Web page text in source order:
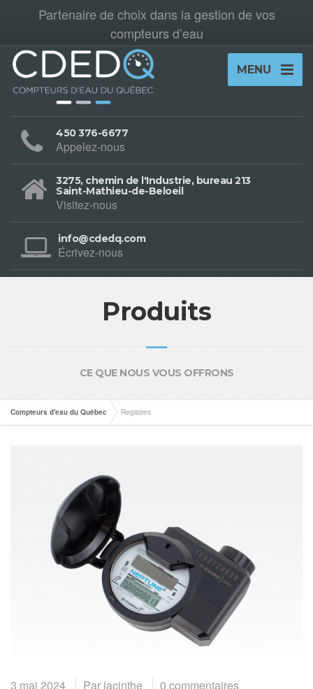
Partenaire de choix dans la gestion de vos
compteurs d’eau
MENU
450 376-6677
Appelez-nous
3275, chemin de l'Industrie, bureau 213
Saint-Mathieu-de-Beloeil
Visitez-nous
info@cdedq.com
Écrivez-nous
Produits
CE QUE NOUS VOUS OFFRONS
Compteurs d'eau du Québec Registres
3 mai 2024 Par jacinthe 0 commentaires